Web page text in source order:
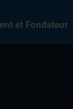
et Fondateur